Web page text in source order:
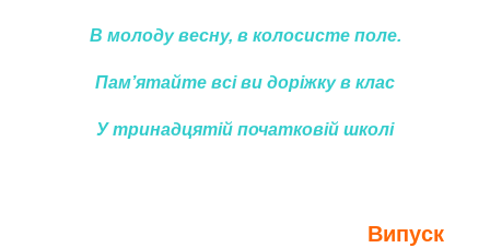
В молоду весну, в колосисте поле.
Пам’ятайте всі ви доріжку в клас
У тринадцятій початковій школі
Випуск